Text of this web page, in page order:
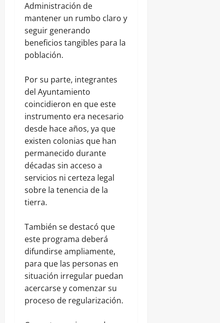
Administración de
mantener un rumbo claro y
seguir generando
beneficios tangibles para la
población.
Por su parte, integrantes
del Ayuntamiento
coincidieron en que este
instrumento era necesario
desde hace años, ya que
existen colonias que han
permanecido durante
décadas sin acceso a
servicios ni certeza legal
sobre la tenencia de la
tierra.
También se destacó que
este programa deberá
difundirse ampliamente,
para que las personas en
situación irregular puedan
acercarse y comenzar su
proceso de regularización.